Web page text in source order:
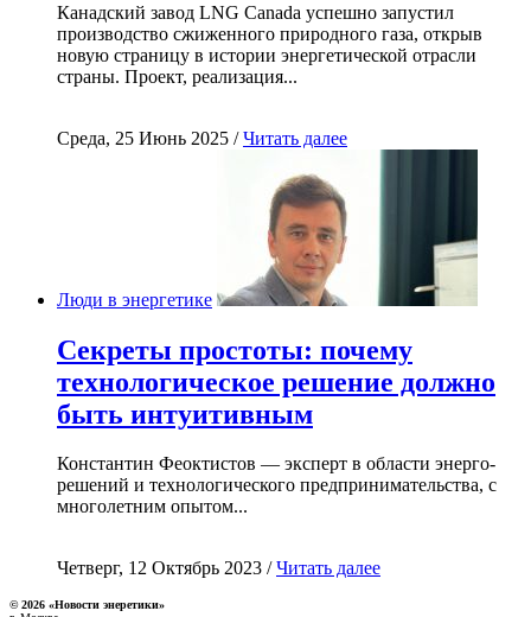
Канадский завод LNG Canada успешно запустил
производство сжиженного природного газа, открыв
новую страницу в истории энергетической отрасли
страны. Проект, реализация...
Среда, 25 Июнь 2025 /Читать далее
Люди в энергетике
Секреты простоты: почему
технологическое решение должно
быть интуитивным
Константин Феоктистов — эксперт в области энерго-
решений и технологического предпринимательства, с
многолетним опытом...
Четверг, 12 Октябрь 2023 /Читать далее
© 2026 «Новости энеретики»